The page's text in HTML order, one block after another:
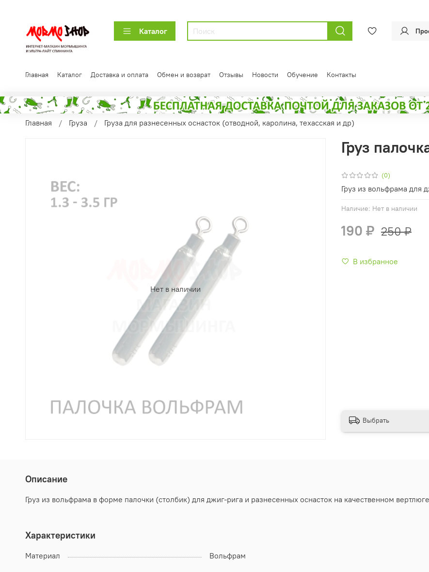
Каталог
Главная Каталог Доставка и оплата Обмен и возврат Отзывы Новости Обучение Контакты
Главная Груза Груза для разнесенных оснасток (отводной, каролина, техасская и др)
Нет в наличии
(0)
Наличие: Нет в наличии
Груз
190 ₽ 250 ₽
В избранное
Груз из вольфрама для
Выбрать
Описание
Груз из вольфрама в форме палочки (столбик) для джиг-рига и разнесенных оснасток на качественном
Характеристики
Материал Вольфрам